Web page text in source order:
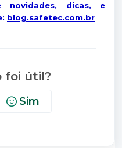
novidades, dicas, e
blog.safetec.com.br
foi útil?
Sim